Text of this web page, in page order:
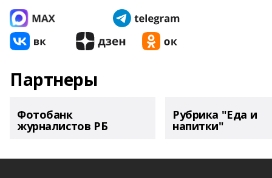
Партнеры
Фотобанк
журналистов РБ
Рубрика "Еда и
напитки"